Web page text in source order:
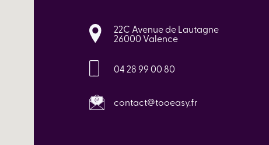
22C Avenue de Lautagne
26000 Valence
04 28 99 00 80
contact@tooeasy.fr